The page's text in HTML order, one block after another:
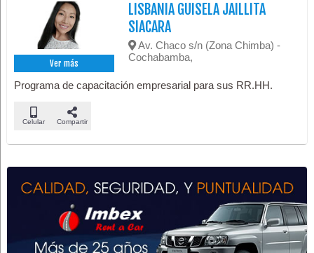
Ver más
LISBANIA GUISELA JAILLITA
SIACARA
Av. Chaco s/n (Zona Chimba) -
Cochabamba,
Programa de capacitación empresarial para sus RR.HH.
Celular Compartir